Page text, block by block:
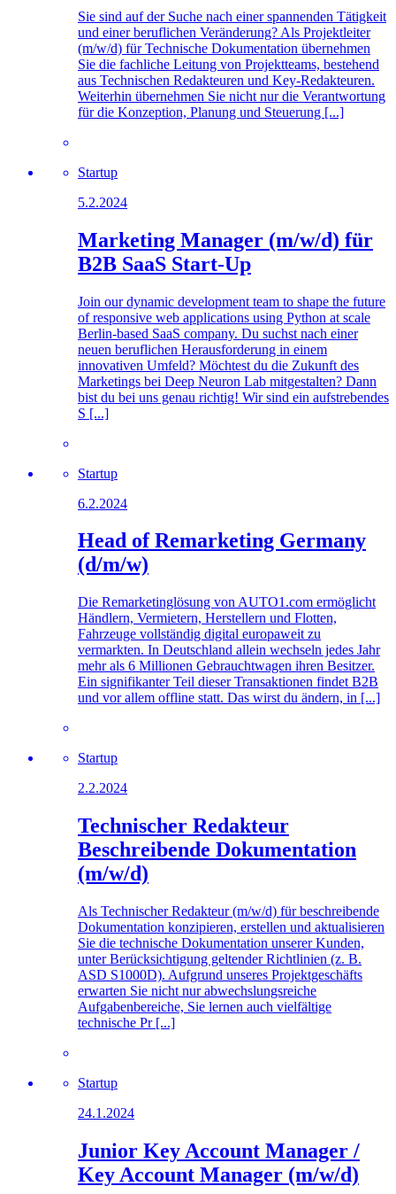
Sie sind auf der Suche nach einer spannenden Tätigkeit
und einer beruflichen Veränderung? Als Projektleiter
(m/w/d) für Technische Dokumentation übernehmen
Sie die fachliche Leitung von Projektteams, bestehend
aus Technischen Redakteuren und Key-Redakteuren.
Weiterhin übernehmen Sie nicht nur die Verantwortung
für die Konzeption, Planung und Steuerung [...]
Startup
5.2.2024
Marketing Manager (m/w/d) für
B2B SaaS Start-Up
Join our dynamic development team to shape the future
of responsive web applications using Python at scale
Berlin-based SaaS company. Du suchst nach einer
neuen beruflichen Herausforderung in einem
innovativen Umfeld? Möchtest du die Zukunft des
Marketings bei Deep Neuron Lab mitgestalten? Dann
bist du bei uns genau richtig! Wir sind ein aufstrebendes
S [...]
Startup
6.2.2024
Head of Remarketing Germany
(d/m/w)
Die Remarketinglösung von AUTO1.com ermöglicht
Händlern, Vermietern, Herstellern und Flotten,
Fahrzeuge vollständig digital europaweit zu
vermarkten. In Deutschland allein wechseln jedes Jahr
mehr als 6 Millionen Gebrauchtwagen ihren Besitzer.
Ein signifikanter Teil dieser Transaktionen findet B2B
und vor allem offline statt. Das wirst du ändern, in [...]
Startup
2.2.2024
Technischer Redakteur
Beschreibende Dokumentation
(m/w/d)
Als Technischer Redakteur (m/w/d) für beschreibende
Dokumentation konzipieren, erstellen und aktualisieren
Sie die technische Dokumentation unserer Kunden,
unter Berücksichtigung geltender Richtlinien (z. B.
ASD S1000D). Aufgrund unseres Projektgeschäfts
erwarten Sie nicht nur abwechslungsreiche
Aufgabenbereiche, Sie lernen auch vielfältige
technische Pr [...]
Startup
24.1.2024
Junior Key Account Manager /
Key Account Manager (m/w/d)